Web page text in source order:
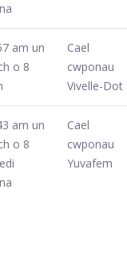
am un
o 8
Cael
cwponau
Vivelle-Dot
am un
o 8
Cael
cwponau
Yuvafem